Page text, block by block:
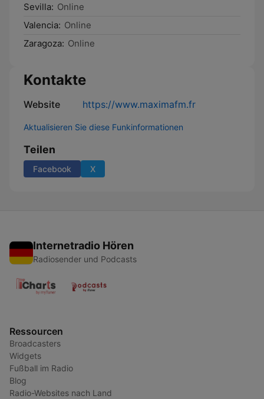
Sevilla: Online
Valencia: Online
Zaragoza: Online
Kontakte
Website https://www.maximafm.fr
Aktualisieren Sie diese Funkinformationen
Teilen
Facebook X
Internetradio Hören
Radiosender und Podcasts
Ressourcen
Broadcasters
Widgets
Fußball im Radio
Blog
Radio-Websites nach Land